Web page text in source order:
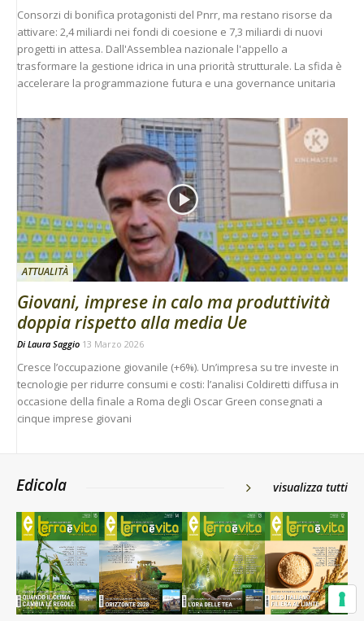
Consorzi di bonifica protagonisti del Pnrr, ma restano risorse da
attivare: 2,4 miliardi nei fondi di coesione e 7,3 miliardi di nuovi
progetti in attesa. Dall'Assemblea nazionale l'appello a
trasformare la gestione idrica in una priorità strutturale. La sfida è
accelerare la programmazione futura e una governance unitaria
ATTUALITÀ
Giovani, imprese in calo ma produttività
doppia rispetto alla media Ue
Di Laura Saggio 13 Marzo 2026
Cresce l’occupazione giovanile (+6%). Un’impresa su tre investe in
tecnologie per ridurre consumi e costi: l’analisi Coldiretti diffusa in
occasione della finale a Roma degli Oscar Green consegnati a
cinque imprese giovani
Edicola visualizza tutti